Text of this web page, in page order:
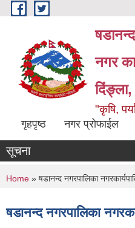
Skip to main content
नगर
"कृषि,
गृहपृष्ठ नगर प्रोफाईल
सूचना
You are here
Home » षडानन्द नगरपालिका
षडानन्द नगरपालिका